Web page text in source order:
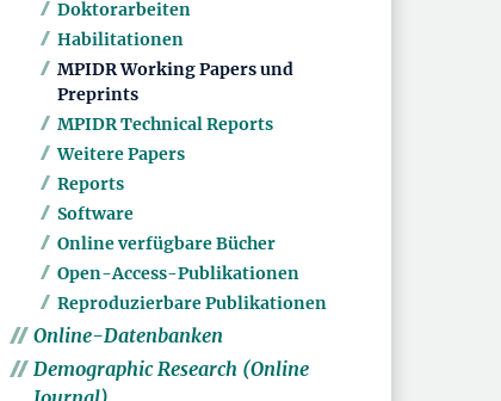
Doktorarbeiten
Habilitationen
MPIDR Working Papers und
Preprints
MPIDR Technical Reports
Weitere Papers
Reports
Software
Online verfügbare Bücher
Open-Access-Publikationen
Reproduzierbare Publikationen
Online-Datenbanken
Demographic Research (Online